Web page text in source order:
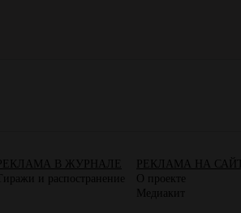
РЕКЛАМА В ЖУРНАЛЕ
Тиражи и распостранение
РЕКЛАМА НА
О проекте
Медиакит